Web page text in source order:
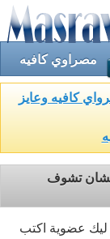
مصراوي كافيه
كافيه وعايز
تشوف
عضوية اكتب